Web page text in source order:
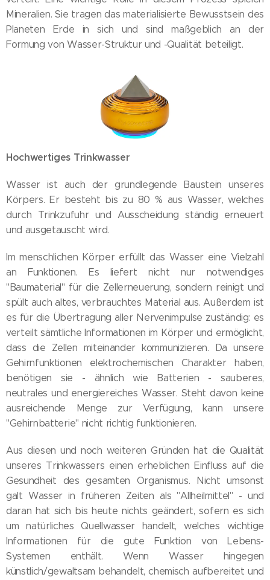
Mineralien. Sie tragen das materialisierte Bewusstsein des
Planeten Erde in sich und sind maßgeblich an der
Formung von Wasser-Struktur und -Qualität beteiligt.
Hochwertiges Trinkwasser
Wasser ist auch der grundlegende Baustein unseres
Körpers. Er besteht bis zu 80 % aus Wasser, welches
durch Trinkzufuhr und Ausscheidung ständig erneuert
und ausgetauscht wird.
Im menschlichen Körper erfüllt das Wasser eine Vielzahl
an Funktionen. Es liefert nicht nur notwendiges
"Baumaterial" für die Zellerneuerung, sondern reinigt und
spült auch altes, verbrauchtes Material aus. Außerdem ist
es für die Übertragung aller Nervenimpulse zuständig: es
verteilt sämtliche Informationen im Körper und ermöglicht,
dass die Zellen miteinander kommunizieren. Da unsere
Gehirnfunktionen elektrochemischen Charakter haben,
benötigen sie - ähnlich wie Batterien - sauberes,
neutrales und energiereiches Wasser. Steht davon keine
ausreichende Menge zur Verfügung, kann unsere
"Gehirnbatterie" nicht richtig funktionieren.
Aus diesen und noch weiteren Gründen hat die Qualität
unseres Trinkwassers einen erheblichen Einfluss auf die
Gesundheit des gesamten Organismus. Nicht umsonst
galt Wasser in früheren Zeiten als "Allheilmittel" - und
daran hat sich bis heute nichts geändert, sofern es sich
um natürliches Quellwasser handelt, welches wichtige
Informationen für die gute Funktion von Lebens-
Systemen enthält. Wenn Wasser hingegen
künstlich/gewaltsam behandelt, chemisch aufbereitet und